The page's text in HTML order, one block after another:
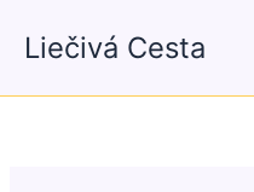
Liečivá Cesta